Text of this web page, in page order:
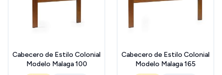
Cabecero de Estilo Colonial
Modelo Malaga 100
Cabecero de Estilo Colonial
Modelo Malaga 165